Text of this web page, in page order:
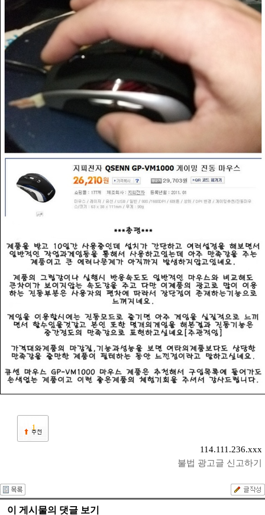
1
114.111.236.xxx
불법 광고글 신고하기
이 게시물의 댓글 보기